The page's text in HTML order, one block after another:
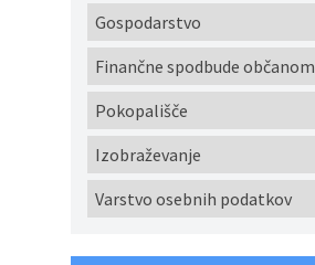
Gospodarstvo
Finančne spodbude občanom
Pokopališče
Izobraževanje
Varstvo osebnih podatkov